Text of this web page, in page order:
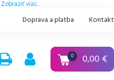
Zobraziť viac.
Doprava a platba Kontakt
0 0,00 €